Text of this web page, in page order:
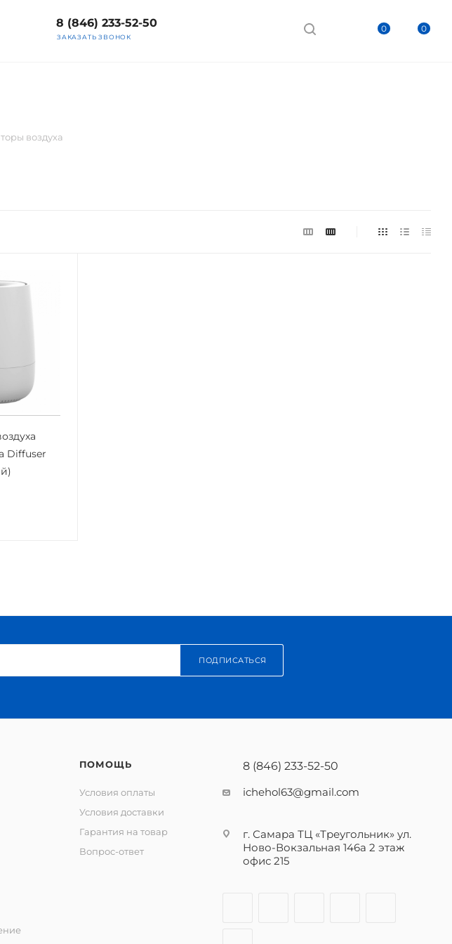
0 0
8 (846) 233-52-50
ЗАКАЗАТЬ ЗВОНОК
воздуха
Diffuser
ПОДПИСАТЬСЯ
ПОМОЩЬ
Условия оплаты
Условия доставки
Гарантия на товар
Вопрос-ответ
8 (846) 233-52-50
ichehol63@gmail.com
г. Самара ТЦ «Треугольник» ул.
Ново-Вокзальная 146а 2 этаж
офис 215